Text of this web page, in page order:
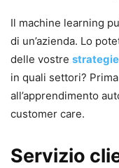
Il machine learning
di un’azienda. Lo
delle vostre
in quali settori?
all’apprendimento
customer care.
Servizio